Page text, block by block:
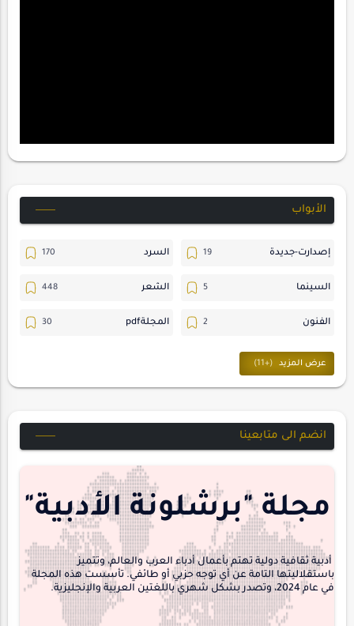
الأبواب
إصدارت-جديدة السرد
السينما الشعر
الفنون المجلةpdf
المسرح
حسن_يارتي حوارات
هايكو
interview
انضم الى متابعينا
مجلة "برشلونة الأدبية"
أدبية ثقافية دولية تهتم بأعمال أدباء العرب والعالم، وتتميز
باستقلاليتها التامة عن أي توجه حزبي أو طائفي. تأسست هذه المجلة
في عام 2024، وتصدر بشكل شهري باللغتين العربية والإنجليزية.